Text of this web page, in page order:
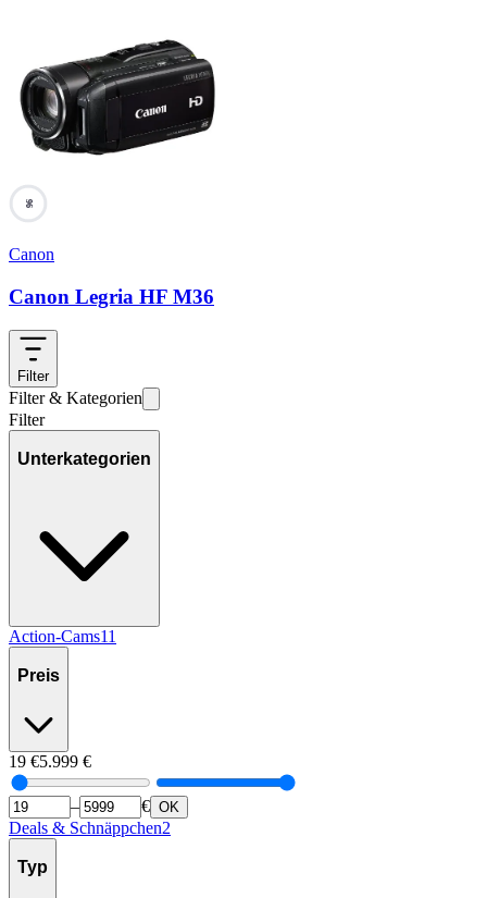
96
Canon
Canon Legria HF M36
Filter
Filter & Kategorien
Filter
Unterkategorien
Action-Cams11
Preis
19 €5.999 €
– € OK
Deals & Schnäppchen2
Typ